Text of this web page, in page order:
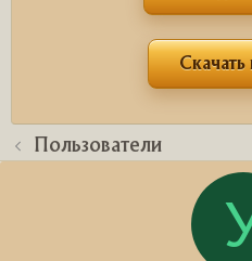
Скачать
Пользователи